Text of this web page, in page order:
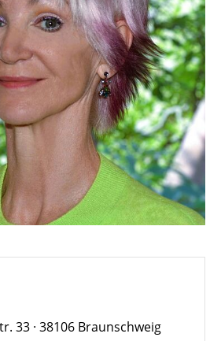
33 · 38106 Braunschweig